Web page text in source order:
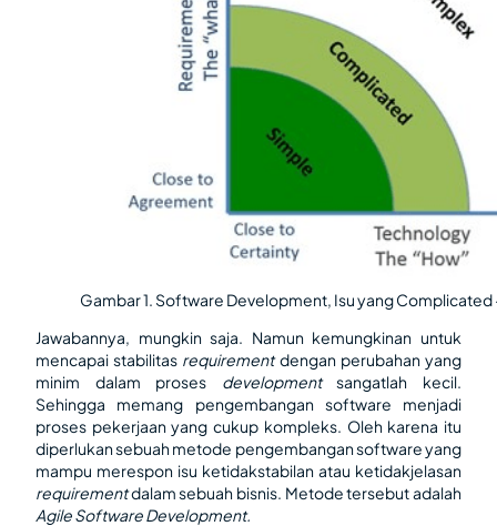
Gambar 1. Software Development, Isu yang Complicated
Jawabannya, mungkin saja. Namun kemungkinan untuk
mencapai stabilitas requirementdengan perubahan yang
minim dalam proses developmentsangatlah kecil.
Sehingga memang pengembangan software menjadi
proses pekerjaan yang cukup kompleks. Oleh karena itu
diperlukan sebuah metode pengembangan software yang
mampu merespon isu ketidakstabilan atau ketidakjelasan
requirementdalam sebuah bisnis. Metode tersebut adalah
Agile Software Development.